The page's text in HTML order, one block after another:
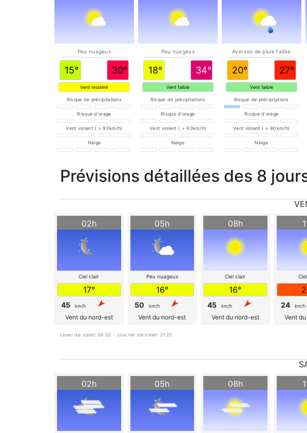
Peu nuageux
15° 30°
Vent modéré
Risque de précipitations
Risque d'orage
Vent violent ( > 90km/h)
Neige
Peu nuageux
18° 34°
Vent faible
Risque de précipitations
Risque d'orage
Vent violent ( > 90km/h)
Neige
Averses de pluie faible
20° 27°
Vent faible
Risque de précipitations
Risque d'orage
Vent violent ( > 90km/h)
Neige
Prévisions détaillées des 8
02h
Ciel clair
17°
45 km/h
Vent du nord-est
05h
Peu nuageux
16°
50 km/h
Vent du nord-est
08h
Ciel clair
16°
45 km/h
Vent du nord-est
24 km/h
Vent
Lever de soleil: 06:53 - coucher de soleil: 21:25
02h
05h 08h